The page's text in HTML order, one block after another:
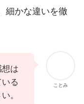
細かな違いを徹
ことみ
は
る
。